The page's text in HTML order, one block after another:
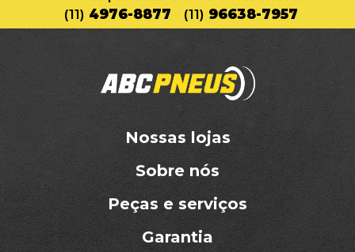
(11) 4976-8877 (11) 96638-7957
Nossas lojas
Sobre nós
Peças e serviços
Garantia